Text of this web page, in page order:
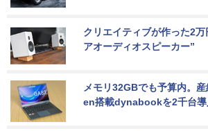
クリエイティブが作った2万
アオーディオスピーカー”
メモリ32GBでも予算内。
en搭載dynabookを2千台導